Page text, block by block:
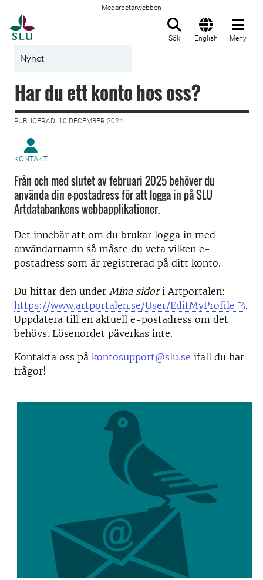
Medarbetarwebben
Sök English Meny
Nyhet
Har du ett konto hos oss?
PUBLICERAD: 10 DECEMBER 2024
KONTAKT
Från och med slutet av februari 2025 behöver du
använda din e-postadress för att logga in på SLU
Artdatabankens webbapplikationer.
Det innebär att om du brukar logga in med
användarnamn så måste du veta vilken e-
postadress som är registrerad på ditt konto.
Du hittar den under Mina sidori Artportalen:
https://www.artportalen.se/User/EditMyProfile
.
Uppdatera till en aktuell e-postadress om det
behövs. Lösenordet påverkas inte.
Kontakta oss på kontosupport@slu.se ifall du har
frågor!